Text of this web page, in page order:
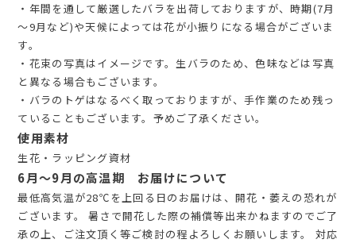
・年間を通して厳選したバラを出荷しておりますが、時期(7月
～9月など)や天候によっては花が小振りになる場合がございま
す。
・花束の写真はイメージです。生バラのため、色味などは写真
と異なる場合もございます。
・バラのトゲはなるべく取っておりますが、手作業のため残っ
ていることもございます。予めご了承ください。
使用素材
生花・ラッピング資材
6月～9月の高温期 お届けについて
最低高気温が28℃を上回る日のお届けは、開花・萎えの恐れが
ございます。 暑さで開花した際の補償等出来かねますのでご了
承の上、ご注文頂く等ご検討の程よろしくお願いします。 対応